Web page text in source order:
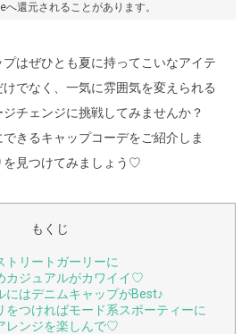
還元されることがあります。
はぜひとも夏に持ってこいなアイテ
でなく、一気に雰囲気を変えられる
チェンジに挑戦してみませんか？
きるキャップコーデをご紹介しま
を見つけてみましょう♡
もくじ
トリートガーリーに
カジュアルがカワイイ♡
にはデニムキャップがBest♪
をつければモード系スポーティーに
レンジを楽しんで♡